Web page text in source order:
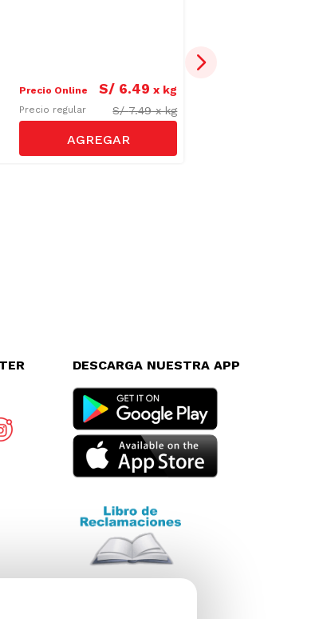
Precio Online S/ 6.49 x kg
Precio regular S/7.49xkg
DESCARGA NUESTRA APP